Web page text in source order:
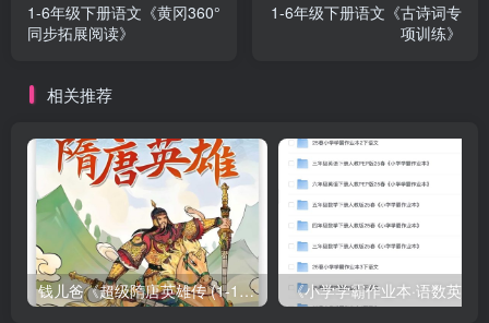
1-6年级下册语文《黄冈360°
同步拓展阅读》
1-6年级下册语文《古诗词专
项训练》
相关推荐
钱儿爸《超级隋唐英雄传 (1-10季) +超级隋唐英雄后传 (1-4季）